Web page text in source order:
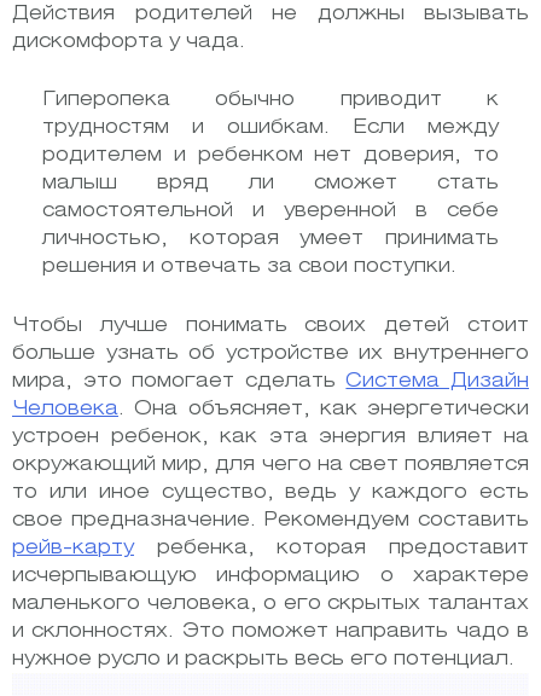
Действия родителей не должны вызывать
дискомфорта у чада.
Гиперопека обычно приводит к
трудностям и ошибкам. Если между
родителем и ребенком нет доверия, то
малыш вряд ли сможет стать
самостоятельной и уверенной в себе
личностью, которая умеет принимать
решения и отвечать за свои поступки.
Чтобы лучше понимать своих детей стоит
больше узнать об устройстве их внутреннего
мира, это помогает сделатьСистема Дизайн
Человека . Она объясняет, как энергетически
устроен ребенок, как эта энергия влияет на
окружающий мир, для чего на свет появляется
то или иное существо, ведь у каждого есть
свое предназначение. Рекомендуем составить
рейв-карту
ребенка, которая предоставит
исчерпывающую информацию о характере
маленького человека, о его скрытых талантах
и склонностях. Это поможет направить чадо в
нужное русло и раскрыть весь его потенциал.